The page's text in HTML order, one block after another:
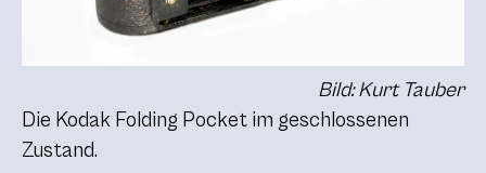
Bild: Kurt Tauber
Die Kodak Folding Pocket im geschlossenen
Zustand.